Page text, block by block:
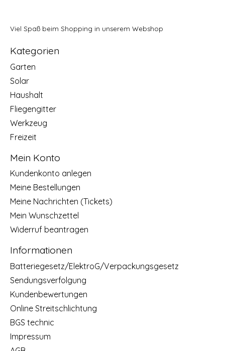
Viel Spaß beim Shopping in unserem Webshop
Kategorien
Garten
Solar
Haushalt
Fliegengitter
Werkzeug
Freizeit
Mein Konto
Kundenkonto anlegen
Meine Bestellungen
Meine Nachrichten (Tickets)
Mein Wunschzettel
Widerruf beantragen
Informationen
Batteriegesetz/ElektroG/Verpackungsgesetz
Sendungsverfolgung
Kundenbewertungen
Online Streitschlichtung
BGS technic
Impressum